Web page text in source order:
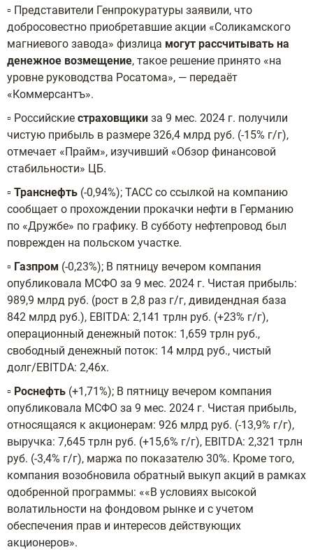
▫️ Представители Генпрокуратуры заявили, что
добросовестно приобретавшие акции «Соликамского
магниевого завода» физлица могут рассчитывать на
денежное возмещение, такое решение принято «на
уровне руководства Росатома», — передаёт
«Коммерсантъ».
▫️ Российские страховщики за 9 мес. 2024 г. получили
чистую прибыль в размере 326,4 млрд руб. (-15% г/г),
отмечает «Прайм», изучивший «Обзор финансовой
стабильности» ЦБ.
▫️ Транснефть (-0,94%); ТАСС со ссылкой на компанию
сообщает о прохождении прокачки нефти в Германию
по «Дружбе» по графику. В субботу нефтепровод был
поврежден на польском участке.
▫️ Газпром (-0,23%); В пятницу вечером компания
опубликовала МСФО за 9 мес. 2024 г. Чистая прибыль:
989,9 млрд руб. (рост в 2,8 раз г/г, дивидендная база
842 млрд руб.), EBITDA: 2,141 трлн руб. (+23% г/г),
операционный денежный поток: 1,659 трлн руб.,
свободный денежный поток: 14 млрд руб., чистый
долг/EBITDA: 2,46х.
▫️ Роснефть (+1,71%); В пятницу вечером компания
опубликовала МСФО за 9 мес. 2024 г. Чистая прибыль,
относящаяся к акционерам: 926 млрд руб. (-13,9% г/г),
выручка: 7,645 трлн руб. (+15,6% г/г), EBITDA: 2,321 трлн
руб. (-3,4% г/г), маржа по показателю 30%. Кроме того,
компания возобновила обратный выкуп акций в рамках
одобренной программы: ««В условиях высокой
волатильности на фондовом рынке и с учетом
обеспечения прав и интересов действующих
акционеров».